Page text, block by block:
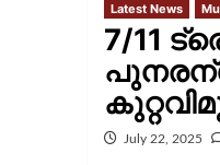
Latest News
7/11
July 22, 2025